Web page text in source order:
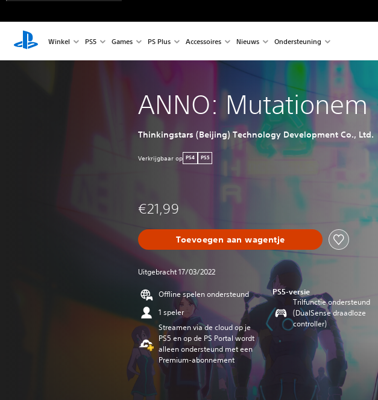
Winkel PS5 Games PS Plus Accessoires Nieuws Ondersteuning
ANNO: Mutationem
Thinkingstars (Beijing) Technology Development Co., Ltd.
Verkrijgbaar op PS4 PS5
€21,99
Toevoegen aan wagentje
Uitgebracht 17/03/2022
Offline spelen ondersteund
1 speler
Streamen via de cloud op je
PS5 en op de PS Portal wordt
alleen ondersteund met een
Premium-abonnement
PS5-versie
Trilfunctie ondersteund
(DualSense draadloze
controller)